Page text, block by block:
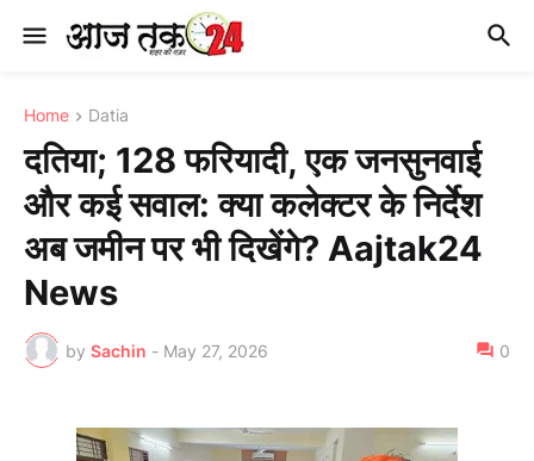
Home Datia
दतिया; 128 फरियादी, एक जनसुनवाई
और कई सवाल: क्या कलेक्टर के निर्देश
अब जमीन पर भी दिखेंगे? Aajtak24
News
by Sachin - May 27, 2026 0